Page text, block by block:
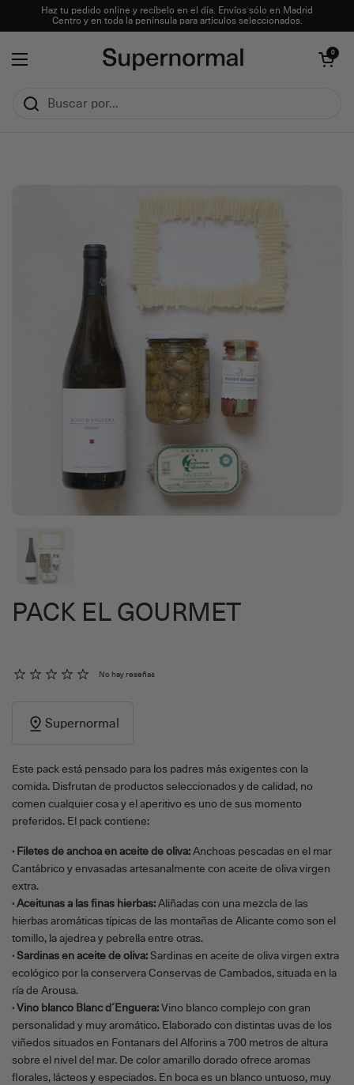
Ir al contenidoHaz tu pedido online y recíbelo en el día. Envíos sólo en Madrid
Centro y en toda la península para artículos seleccionados.
Abrir menú
Abrir carrito
0
PACK EL GOURMET
No hay reseñas
Supernormal
Este pack está pensado para los padres más exigentes con la
comida. Disfrutan de productos seleccionados y de calidad, no
comen cualquier cosa y el aperitivo es uno de sus momento
preferidos. El pack contiene:
· Filetes de anchoa en aceite de oliva: Anchoas pescadas en el mar
Cantábrico y envasadas artesanalmente con aceite de oliva virgen
extra.
· Aceitunas a las finas hierbas: Aliñadas con una mezcla de las
hierbas aromáticas típicas de las montañas de Alicante como son el
tomillo, la ajedrea y pebrella entre otras.
· Sardinas en aceite de oliva: Sardinas en aceite de oliva virgen extra
ecológico por la conservera Conservas de Cambados, situada en la
ría de Arousa.
· Vino blanco Blanc d´Enguera: Vino blanco complejo con gran
personalidad y muy aromático. Elaborado con distintas uvas de los
viñedos situados en Fontanars del Alforins a 700 metros de altura
sobre el nivel del mar. De color amarillo dorado ofrece aromas
florales, lácteos y especiados. En boca es un blanco untuoso, muy